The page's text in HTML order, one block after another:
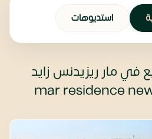
استديوهات
في مار ريزيدنس زايد